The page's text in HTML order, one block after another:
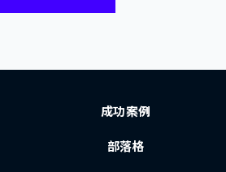
成功案例
部落格